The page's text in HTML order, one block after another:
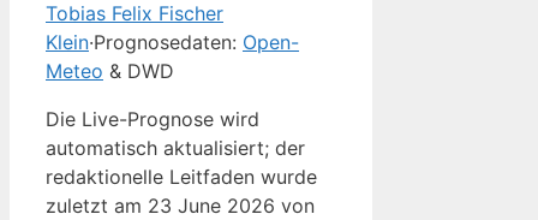
Tobias Felix Fischer
Klein·Prognosedaten: Open-
Meteo & DWD
Die Live-Prognose wird
automatisch aktualisiert; der
redaktionelle Leitfaden wurde
zuletzt am 23 June 2026 von